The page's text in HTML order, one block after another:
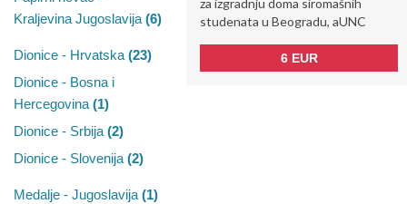
Kraljevina Jugoslavija (6)
Dionice - Hrvatska (23)
Dionice - Bosna i
Hercegovina (1)
Dionice - Srbija (2)
Dionice - Slovenija (2)
Medalje - Jugoslavija (1)
studenata u Beogradu, aUNC
6 EUR